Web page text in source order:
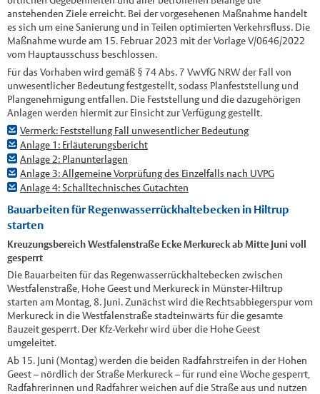
anstehenden Ziele erreicht. Bei der vorgesehenen Maßnahme handelt
es sich um eine Sanierung und in Teilen optimierten Verkehrsfluss. Die
Maßnahme wurde am 15. Februar 2023 mit der Vorlage V/0646/2022
vom Hauptausschuss beschlossen.
Für das Vorhaben wird gemäß § 74 Abs. 7 VwVfG NRW der Fall von
unwesentlicher Bedeutung festgestellt, sodass Planfeststellung und
Plangenehmigung entfallen. Die Feststellung und die dazugehörigen
Anlagen werden hiermit zur Einsicht zur Verfügung gestellt.
Vermerk: Feststellung Fall unwesentlicher Bedeutung
Anlage 1: Erläuterungsbericht
Anlage 2: Planunterlagen
Anlage 3: Allgemeine Vorprüfung des Einzelfalls nach UVPG
Anlage 4: Schalltechnisches Gutachten
Bauarbeiten für Regenwasserrückhaltebecken in Hiltrup
starten
Kreuzungsbereich Westfalenstraße Ecke Merkureck ab Mitte Juni voll
gesperrt
Die Bauarbeiten für das Regenwasserrückhaltebecken zwischen
Westfalenstraße, Hohe Geest und Merkureck in Münster-Hiltrup
starten am Montag, 8. Juni. Zunächst wird die Rechtsabbiegerspur vom
Merkureck in die Westfalenstraße stadteinwärts für die gesamte
Bauzeit gesperrt. Der Kfz-Verkehr wird über die Hohe Geest
umgeleitet.
Ab 15. Juni (Montag) werden die beiden Radfahrstreifen in der Hohen
Geest – nördlich der Straße Merkureck – für rund eine Woche gesperrt,
Radfahrerinnen und Radfahrer weichen auf die Straße aus und nutzen